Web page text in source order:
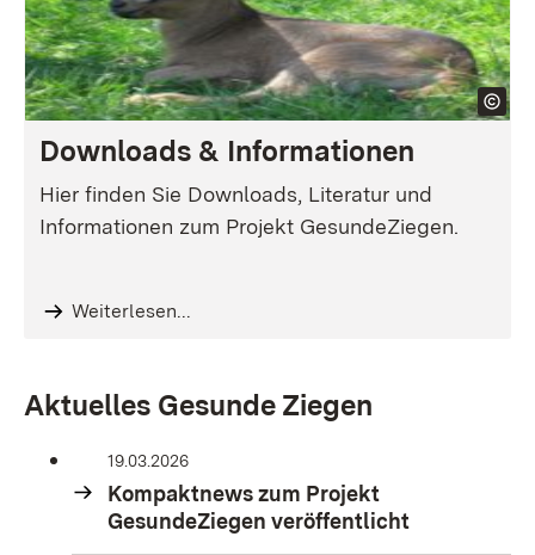
Downloads & Informationen
Hier finden Sie Downloads, Literatur und
Informationen zum Projekt GesundeZiegen.
Weiterlesen...
Aktuelles Gesunde Ziegen
19.03.2026
Kompaktnews zum Projekt
GesundeZiegen veröffentlicht